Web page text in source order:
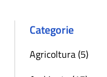
Categorie
Agricoltura (5)